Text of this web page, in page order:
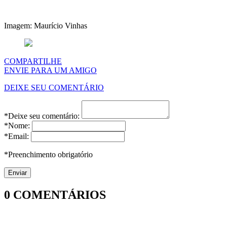
Imagem: Maurício Vinhas
COMPARTILHE
ENVIE PARA UM AMIGO
DEIXE SEU COMENTÁRIO
*Deixe seu comentário:
*Nome:
*Email:
*Preenchimento obrigatório
0 COMENTÁRIOS